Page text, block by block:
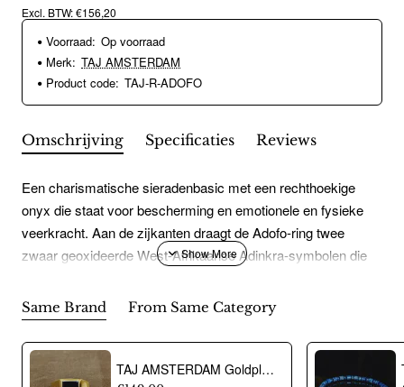
Excl. BTW: €156,20
Voorraad: Op voorraad
Merk: TAJ AMSTERDAM
Product code: TAJ-R-ADOFO
Omschrijving Specificaties Reviews
Een charismatische sieradenbasic met een rechthoekige
onyx die staat voor bescherming en emotionele en fysieke
veerkracht. Aan de zijkanten draagt de Adofo-ring twee
zwaar geoxideerde West-Afrikaanse Adinkra-symbolen die
"KRIJGER"" Handgemaakt van 925 sterling zilver. Fair trade
& eco-friendly.
Same Brand From Same Category
TAJ AMSTERDAM Goldplated Herenring Adofo met ONYX (mt19,5) - " Krijger" > staat symbool voor kracht - 22222